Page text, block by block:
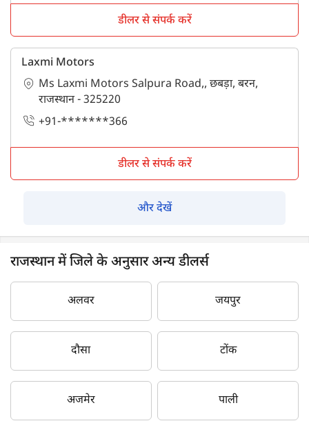
डीलर से संपर्क करें
Laxmi Motors
Ms Laxmi Motors Salpura Road,, छबड़ा, बरन,
राजस्थान - 325220
+91-*******366
डीलर से संपर्क करें
और देखें
राजस्थान में जिले के अनुसार अन्य डीलर्स
अलवर जयपुर
दौसा टोंक
अजमेर पाली